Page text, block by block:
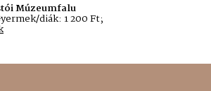
Múzeumfalu
diák: 1 200 Ft;